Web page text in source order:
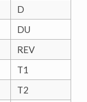
D
DU
REV
T1
T2